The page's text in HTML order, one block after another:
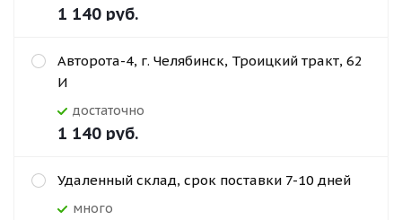
1 140 руб.
Авторота-4, г. Челябинск, Троицкий тракт, 62
И
Достаточно
1 140 руб.
Удаленный склад, срок поставки 7-10 дней
Много